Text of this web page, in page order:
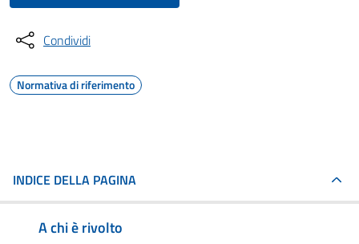
Condividi
Normativa di riferimento
INDICE DELLA PAGINA
A chi è rivolto